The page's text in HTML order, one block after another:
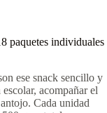
paquetes individuales
ese snack sencillo y
acompañar el
Cada unidad